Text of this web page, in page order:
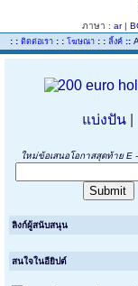
ภาษา :ar |
: : ติดต่อเรา : : โฆษณา : : ลิ้งค์ ::
แบ่งปัน
ใหม่ข้อเสนอโอกาสสุดท้าย E
ลิงก์ผู้สนับสนุน
สนใจในอียิปต์